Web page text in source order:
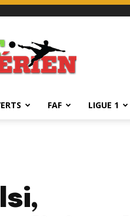
FOOTALGERIEN
FAF LIGUE 1